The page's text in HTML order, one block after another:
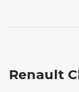
ANTICIPO 0
Renault